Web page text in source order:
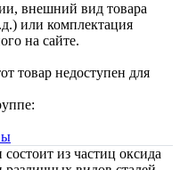
внешний вид товара
или комплектация
на сайте.
товар недоступен для
из частиц оксида